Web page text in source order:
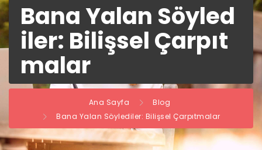
Bana Yalan Söyled
iler: Bilişsel Çarpıt
malar
Ana Sayfa
Blog
Bana Yalan Söylediler: Bilişsel Çarpıtmalar